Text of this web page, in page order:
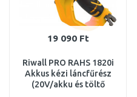
19 090 Ft
Riwall PRO RAHS 1820i
Akkus kézi láncfűrész
(20V/akku és töltő